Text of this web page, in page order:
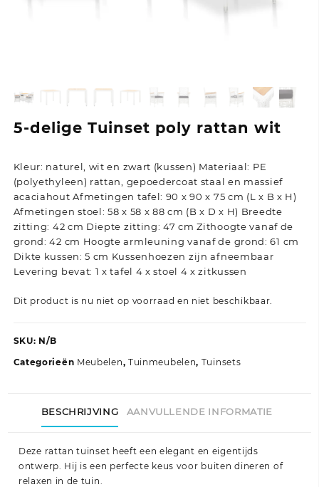
5-delige Tuinset poly rattan wit
Kleur: naturel, wit en zwart (kussen) Materiaal: PE
(polyethyleen) rattan, gepoedercoat staal en massief
acaciahout Afmetingen tafel: 90 x 90 x 75 cm (L x B x H)
Afmetingen stoel: 58 x 58 x 88 cm (B x D x H) Breedte
zitting: 42 cm Diepte zitting: 47 cm Zithoogte vanaf de
grond: 42 cm Hoogte armleuning vanaf de grond: 61 cm
Dikte kussen: 5 cm Kussenhoezen zijn afneembaar
Levering bevat: 1 x tafel 4 x stoel 4 x zitkussen
Dit product is nu niet op voorraad en niet beschikbaar.
SKU: N/B
Categorieën Meubelen, Tuinmeubelen, Tuinsets
BESCHRIJVING AANVULLENDE INFORMATIE
Deze rattan tuinset heeft een elegant en eigentijds
ontwerp. Hij is een perfecte keus voor buiten dineren of
relaxen in de tuin.